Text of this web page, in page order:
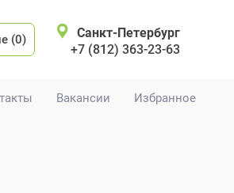
Вакансии Избранное
(0)
Санкт-Петербург
+7 (812) 363-23-63